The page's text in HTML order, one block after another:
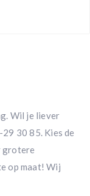
Wil je liever
30 85. Kies de
grotere
op maat! Wij